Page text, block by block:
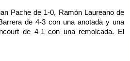
Pache de 1-0, Ramón Laureano de
de 4-3 con una anotada y una
de 4-1 con una remolcada. El